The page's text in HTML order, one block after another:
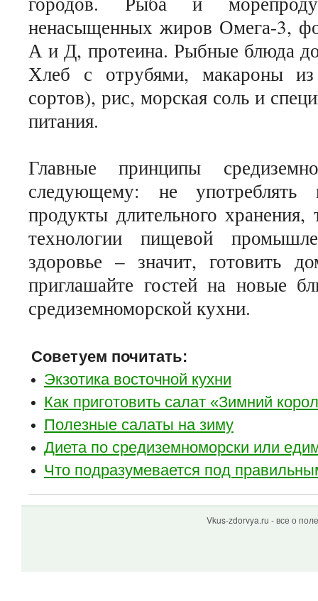
ненасыщенных жиров Омега-3,
А и Д, протеина. Рыбные блюда
Хлеб с отрубями, макароны
сортов), рис, морская соль и
питания.
Главные принципы
следующему: не употреблять
продукты длительного
технологии пищевой
здоровье – значит, готовить
приглашайте гостей на новые
средиземноморской кухни.
Советуем почитать:
Экзотика восточной кухни
Как приготовить салат «Зимний
Полезные салаты на зиму
Диета по средиземноморски или
Что подразумевается под
Vkus-zdorvya.ru - все о